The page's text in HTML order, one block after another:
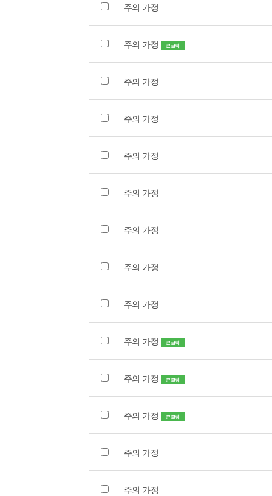
주의 가정
주의 가정 큰글씨
주의 가정
주의 가정
주의 가정
주의 가정
주의 가정
주의 가정
주의 가정
주의 가정 큰글씨
주의 가정 큰글씨
주의 가정 큰글씨
주의 가정
주의 가정